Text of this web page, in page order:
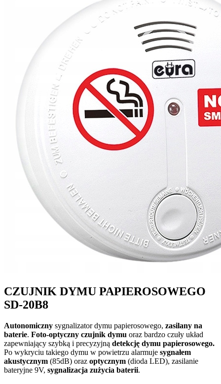
CZUJNIK DYMU PAPIEROSOWEGO
SD-20B8
Autonomiczny sygnalizator dymu papierosowego, zasilany na
baterie. Foto-optyczny czujnik dymu oraz bardzo czuły układ
zapewniający szybką i precyzyjną detekcję dymu papierosowego.
Po wykryciu takiego dymu w powietrzu alarmuje sygnałem
akustycznym (85dB) oraz optycznym (dioda LED), zasilanie
bateryjne 9V, sygnalizacja zużycia baterii.